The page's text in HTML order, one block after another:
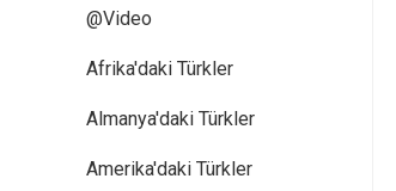
@Video
Afrika'daki Türkler
Almanya'daki Türkler
Amerika'daki Türkler